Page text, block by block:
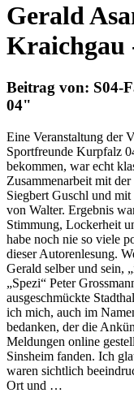
Gerald
Kraichgau
Beitrag von: S04-
04"
Eine Veranstaltung der
Sportfreunde Kurpfalz
bekommen, war echt
Zusammenarbeit mit
Siegbert Guschl und
von Walter. Ergebnis
Stimmung, Lockerheit
habe noch nie so viele
dieser Autorenlesung.
Gerald selber und sein,
„Spezi“ Peter
ausgeschmückte
ich mich, auch im
bedanken, der die
Meldungen online
Sinsheim fanden. Ich
waren sichtlich
Ort und …